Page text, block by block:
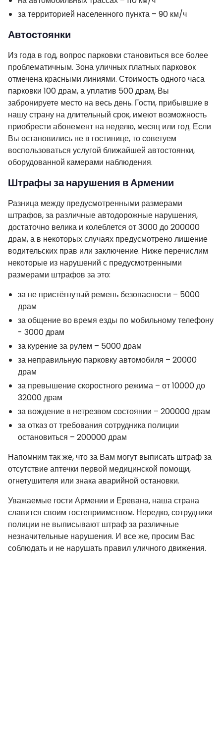
за территорией населенного пункта – 90 км/ч
Автостоянки
Из года в год, вопрос парковки становиться все более
проблематичным. Зона уличных платных парковок
отмечена красными линиями. Стоимость одного часа
парковки 100 драм, а уплатив 500 драм, Вы
забронируете место на весь день. Гости, прибывшие в
нашу страну на длительный срок, имеют возможность
приобрести абонемент на неделю, месяц или год. Если
Вы остановились не в гостинице, то советуем
воспользоваться услугой ближайшей автостоянки,
оборудованной камерами наблюдения.
Штрафы за нарушения в Армении
Разница между предусмотренными размерами
штрафов, за различные автодорожные нарушения,
достаточно велика и колеблется от 3000 до 200000
драм, а в некоторых случаях предусмотрено лишение
водительских прав или заключение. Ниже перечислим
некоторые из нарушений с предусмотренными
размерами штрафов за это:
за не пристёгнутый ремень безопасности – 5000
драм
за общение во время езды по мобильному телефону
- 3000 драм
за курение за рулем – 5000 драм
за неправильную парковку автомобиля – 20000
драм
за превышение скоростного режима – от 10000 до
32000 драм
за вождение в нетрезвом состоянии – 200000 драм
за отказ от требования сотрудника полиции
остановиться – 200000 драм
Напомним так же, что за Вам могут выписать штраф за
отсутствие аптечки первой медицинской помощи,
огнетушителя или знака аварийной остановки.
Уважаемые гости Армении и Еревана, наша страна
славится своим гостеприимством. Нередко, сотрудники
полиции не выписывают штраф за различные
незначительные нарушения. И все же, просим Вас
соблюдать и не нарушать правил уличного движения.